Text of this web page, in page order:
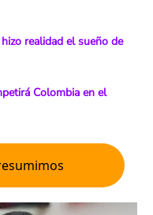
realidad el sueño de
Colombia en el